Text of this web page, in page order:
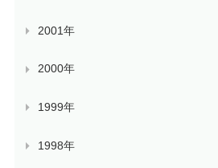
2001年
2000年
1999年
1998年